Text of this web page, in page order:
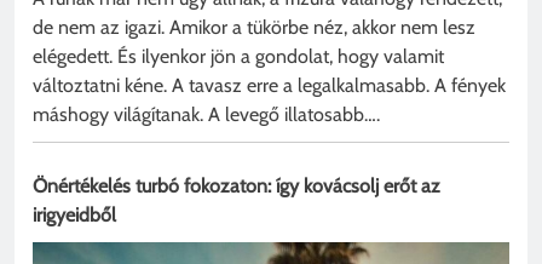
de nem az igazi. Amikor a tükörbe néz, akkor nem lesz
elégedett. És ilyenkor jön a gondolat, hogy valamit
változtatni kéne. A tavasz erre a legalkalmasabb. A fények
máshogy világítanak. A levegő illatosabb….
Önértékelés turbó fokozaton: így kovácsolj erőt az
irigyeidből